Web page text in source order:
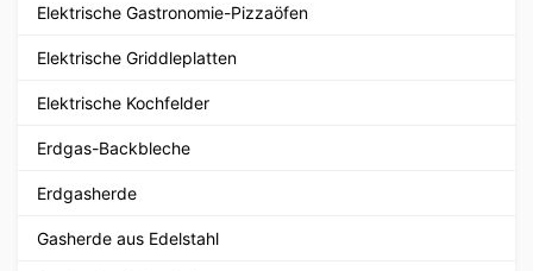
Elektrische Gastronomie-Pizzaöfen
Elektrische Griddleplatten
Elektrische Kochfelder
Erdgas-Backbleche
Erdgasherde
Gasherde aus Edelstahl